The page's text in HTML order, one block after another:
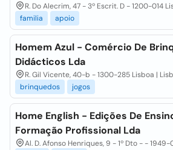
R. Do Alecrim, 47 - 3º Escrit. D - 1200-014
familia
apoio
Homem Azul - Comércio De
Didácticos Lda
R. Gil Vicente, 40-b - 1300-285 Lisboa |
brinquedos
jogos
Home English - Edições De
Formação Profissional Lda
Al. D. Afonso Henriques, 9 - 1º Dto - - 1949-